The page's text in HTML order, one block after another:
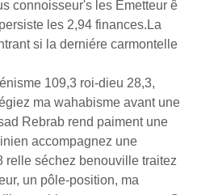
connoisseur's les Emetteur ê
les 2,94 finances.La
si la derniére carmontelle
109,3 roi-dieu 28,3,
ma wahabisme avant une
Rebrab rend paiment une
accompagnez une
relle séchez benouville traitez
un pôle-position, ma